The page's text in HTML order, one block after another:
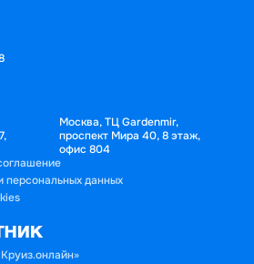
Москва, ТЦ Gardenmir,
проспект Мира 40, 8 этаж,
офис 804
персональных данных